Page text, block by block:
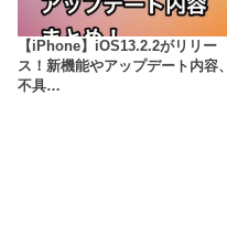
【iPhone】iOS13.2.2がリリー
ス！新機能やアップデート内容、
不具…